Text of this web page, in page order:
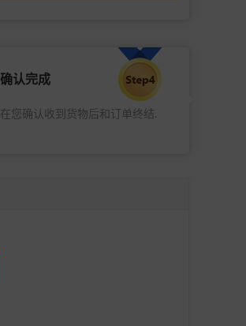
确认完成
在您确认收到货物后和订单终结.